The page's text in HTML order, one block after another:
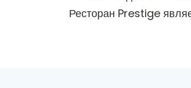
Ресторан Prestige